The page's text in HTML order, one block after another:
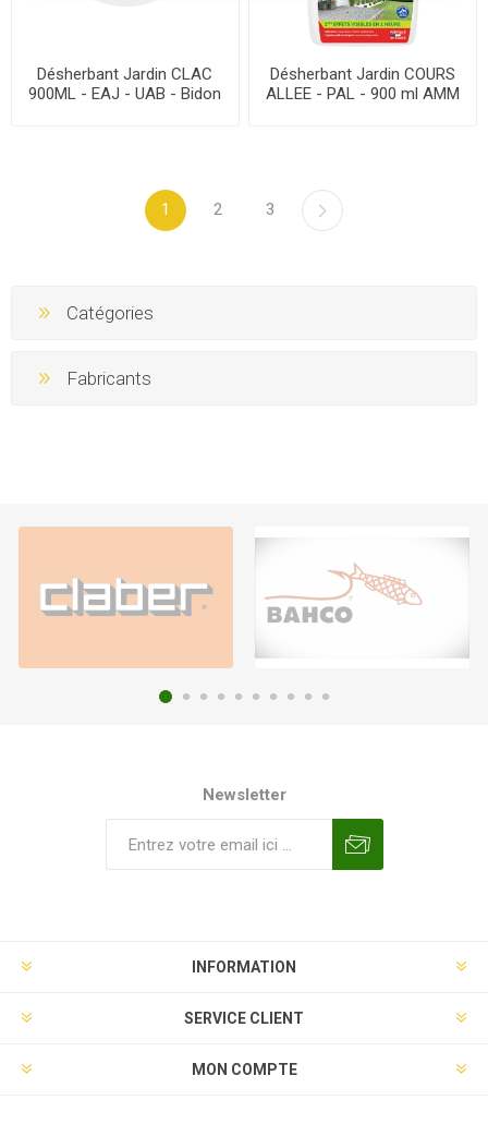
Désherbant Jardin CLAC
900ML - EAJ - UAB - Bidon
Désherbant Jardin COURS
ALLEE - PAL - 900 ml AMM
1 2 3
Catégories
Fabricants
Newsletter
INFORMATION
SERVICE CLIENT
MON COMPTE